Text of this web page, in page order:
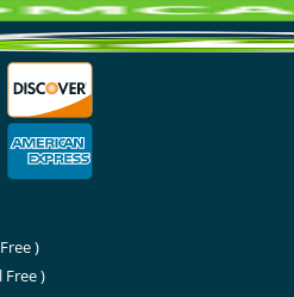
)
Free )